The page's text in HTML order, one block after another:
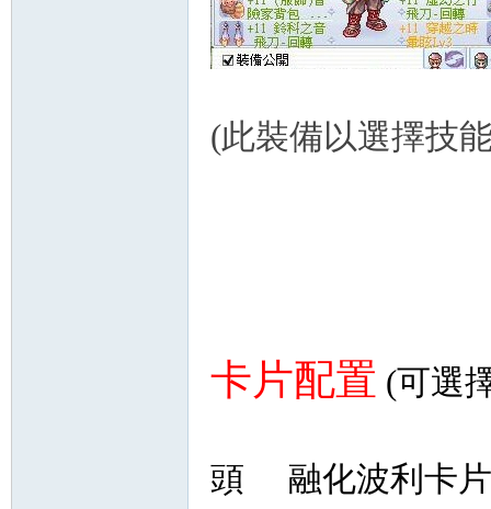
(此裝備以選擇技
卡片配置 (可選
頭 融化波利